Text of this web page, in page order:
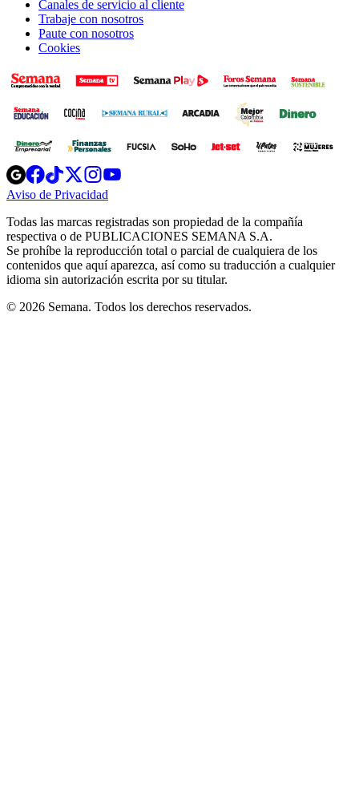
Canales de servicio al cliente
Trabaje con nosotros
Paute con nosotros
Cookies
Opens
in
new
Opens
in
new
Opens
in
new
window
Opens
new
windowwindow
Aviso de Privacidad
new
window
Todas las marcas registradas son propiedad de la compañía
respectiva o de PUBLICACIONES SEMANA S.A.
Se prohíbe la reproducción total o parcial de cualquiera de los
contenidos que aquí aparezca, así como su traducción a cualquier
idioma sin autorización escrita por su titular.
© 2026 Semana. Todos los derechos reservados.